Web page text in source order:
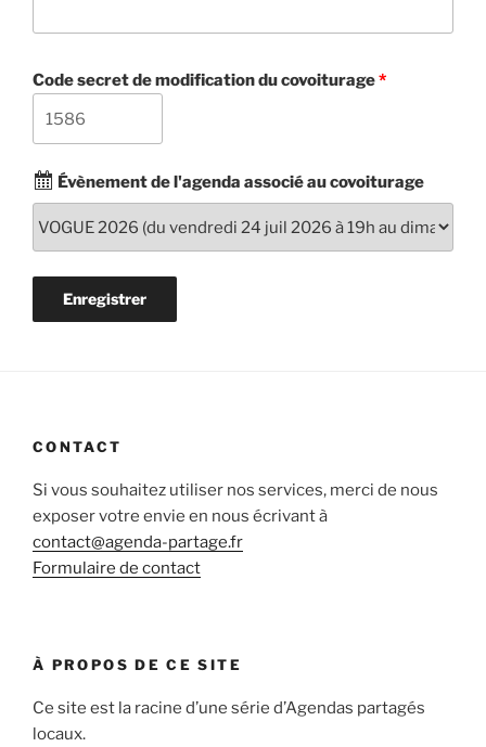
Code secret de modification du covoiturage*
Évènement de l'agenda associé au covoiturage
CONTACT
Si vous souhaitez utiliser nos services, merci de nous
exposer votre envie en nous écrivant à
contact@agenda-partage.fr
Formulaire de contact
À PROPOS DE CE SITE
Ce site est la racine d’une série d’Agendas partagés
locaux.